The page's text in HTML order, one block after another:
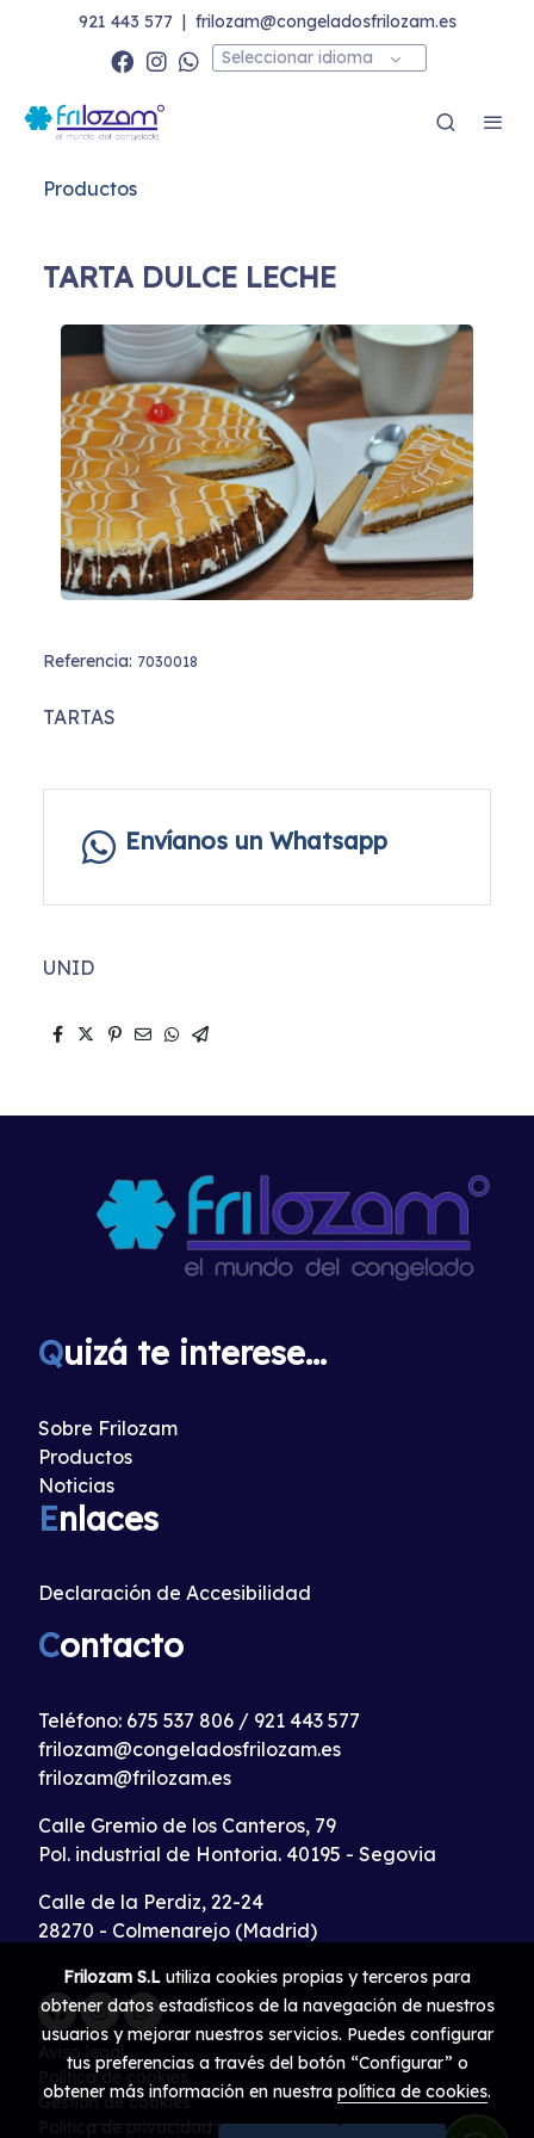
921 443 577 | frilozam@congeladosfrilozam.es
Seleccionar idioma
Productos
TARTA DULCE LECHE
Referencia: 7030018
TARTAS
Envíanos un Whatsapp
UNID
Quizá te interese...
Sobre Frilozam
Productos
Noticias
Enlaces
Declaración de Accesibilidad
Contacto
Teléfono: 675 537 806 / 921 443 577
frilozam@congeladosfrilozam.es
frilozam@frilozam.es
Calle Gremio de los Canteros, 79
Pol. industrial de Hontoria. 40195 - Segovia
Calle de la Perdiz, 22-24
28270 - Colmenarejo (Madrid)
Aviso legal
Política de cookies
Gestión de cookies
Política de privacidad
Frilozam S.L utiliza cookies propias y terceros para
obtener datos estadísticos de la navegación de nuestros
usuarios y mejorar nuestros servicios. Puedes configurar
tus preferencias a través del botón “Configurar” o
obtener más información en nuestra política de cookies.